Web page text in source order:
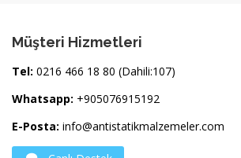
Müşteri Hizmetleri
Tel: 0216 466 18 80 (Dahili:107)
Whatsapp: +905076915192
E-Posta: info@antistatikmalzemeler.com